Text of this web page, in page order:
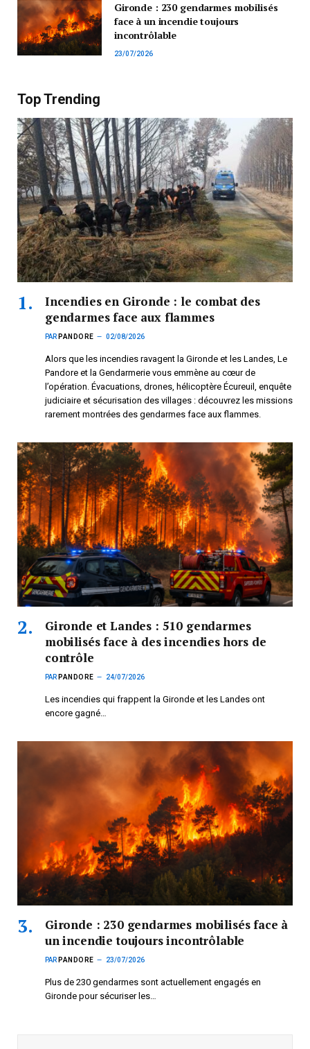
Gironde : 230 gendarmes mobilisés
face à un incendie toujours
incontrôlable
23/07/2026
Top Trending
Incendies en Gironde : le combat des
gendarmes face aux flammes
PAR PANDORE 02/08/2026
Alors que les incendies ravagent la Gironde et les Landes, Le
Pandore et la Gendarmerie vous emmène au cœur de
l’opération. Évacuations, drones, hélicoptère Écureuil, enquête
judiciaire et sécurisation des villages : découvrez les missions
rarement montrées des gendarmes face aux flammes.
Gironde et Landes : 510 gendarmes
mobilisés face à des incendies hors de
contrôle
PAR PANDORE 24/07/2026
Les incendies qui frappent la Gironde et les Landes ont
encore gagné…
Gironde : 230 gendarmes mobilisés face à
un incendie toujours incontrôlable
PAR PANDORE 23/07/2026
Plus de 230 gendarmes sont actuellement engagés en
Gironde pour sécuriser les…